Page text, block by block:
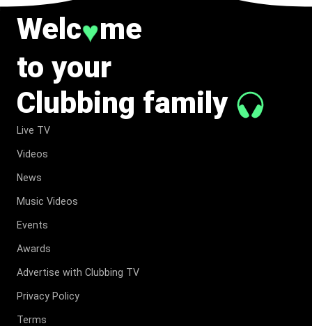
CHARGÉ DE
Welc♥me
to your
Clubbing family
Live TV
Videos
News
Music Videos
Events
Awards
Advertise with Clubbing TV
Privacy Policy
Terms